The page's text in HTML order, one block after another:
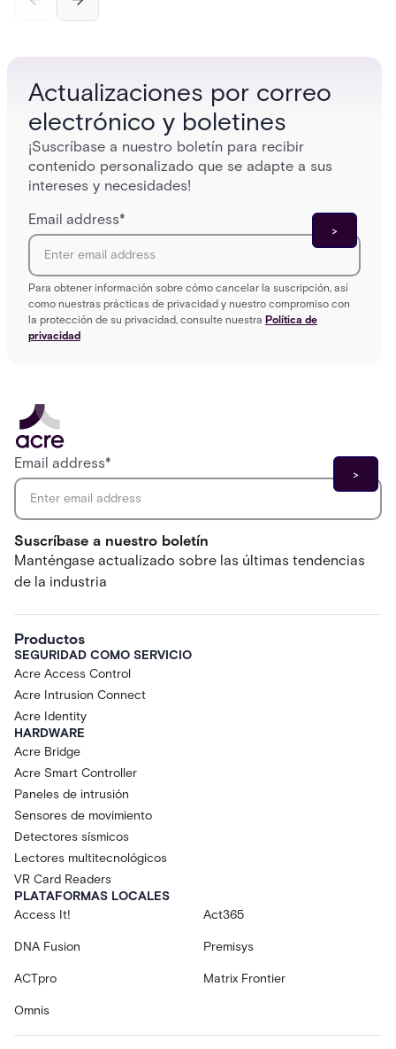
— and how Acre's automated access control
Actualizaciones por correo
electrónico y boletines
¡Suscríbase a nuestro boletín para recibir
contenido personalizado que se adapte a sus
intereses y necesidades!
Email address*
Para obtener información sobre cómo cancelar la suscripción, así
como nuestras prácticas de privacidad y nuestro compromiso con
la protección de su privacidad, consulte nuestra Política de
privacidad
Suscríbase a nuestro boletín
Manténgase actualizado sobre las últimas tendencias
de la industria
Email address*
Productos
SEGURIDAD COMO SERVICIO
Acre Access Control
Acre Intrusion Connect
Acre Identity
HARDWARE
Acre Bridge
Acre Smart Controller
Paneles de intrusión
Sensores de movimiento
Detectores sísmicos
Lectores multitecnológicos
VR Card Readers
PLATAFORMAS LOCALES
Access It!
Act365
DNA Fusion Premisys
ACTpro Matrix Frontier
Omnis